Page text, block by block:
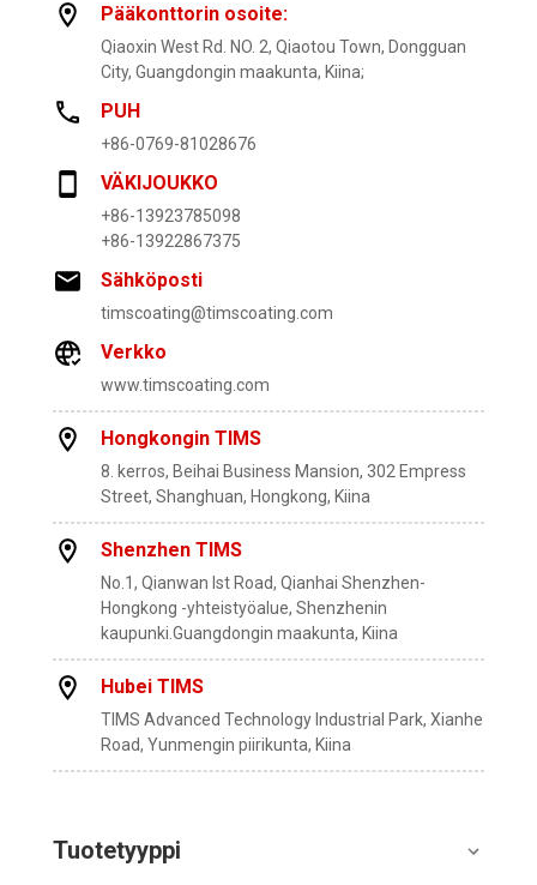
Pääkonttorin osoite:
Qiaoxin West Rd. NO. 2, Qiaotou Town, Dongguan
City, Guangdongin maakunta, Kiina;
PUH
+86-0769-81028676
VÄKIJOUKKO
+86-13923785098
+86-13922867375
Sähköposti
timscoating@timscoating.com
Verkko
www.timscoating.com
Hongkongin TIMS
8. kerros, Beihai Business Mansion, 302 Empress
Street, Shanghuan, Hongkong, Kiina
Shenzhen TIMS
No.1, Qianwan lst Road, Qianhai Shenzhen-
Hongkong -yhteistyöalue, Shenzhenin
kaupunki.Guangdongin maakunta, Kiina
Hubei TIMS
TIMS Advanced Technology Industrial Park, Xianhe
Road, Yunmengin piirikunta, Kiina
Tuotetyyppi